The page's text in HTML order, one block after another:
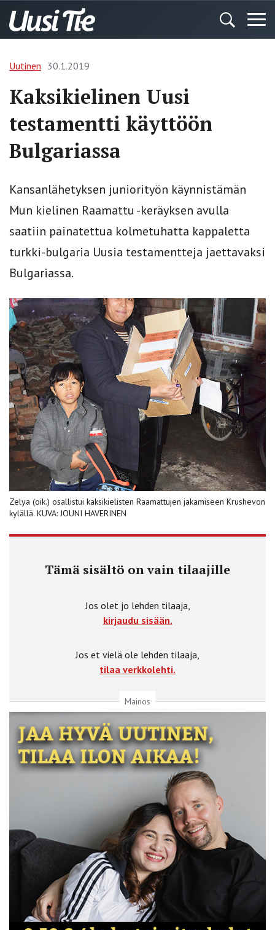
Uutinen 30.1.2019
Kaksikielinen Uusi
testamentti käyttöön
Bulgariassa
Kansanlähetyksen juniorityön käynnistämän
Mun kielinen Raamattu -keräyksen avulla
saatiin painatettua kolmetuhatta kappaletta
turkki-bulgaria Uusia testamentteja jaettavaksi
Bulgariassa.
Zelya (oik.) osallistui kaksikielisten Raamattujen jakamiseen Krushevon
kylällä. KUVA: JOUNI HAVERINEN
Tämä sisältö on vain tilaajille
Jos olet jo lehden tilaaja,
kirjaudu sisään.
Jos et vielä ole lehden tilaaja,
tilaa verkkolehti.
Mainos